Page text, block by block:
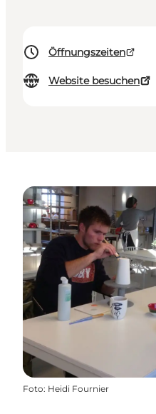
Öffnungszeiten
Website besuchen
Foto: Heidi Fournier